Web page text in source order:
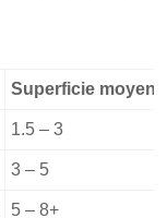
Superficie
1.5 – 3
3 – 5
5 – 8+